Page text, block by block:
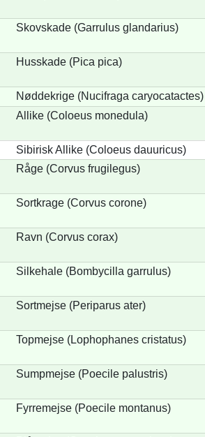
Skovskade (Garrulus glandarius)
Husskade (Pica pica)
Nøddekrige (Nucifraga caryocatactes)
Allike (Coloeus monedula)
Sibirisk Allike (Coloeus dauuricus)
Råge (Corvus frugilegus)
Sortkrage (Corvus corone)
Ravn (Corvus corax)
Silkehale (Bombycilla garrulus)
Sortmejse (Periparus ater)
Topmejse (Lophophanes cristatus)
Sumpmejse (Poecile palustris)
Fyrremejse (Poecile montanus)